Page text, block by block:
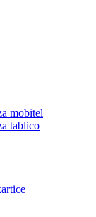
mobitel
tablico